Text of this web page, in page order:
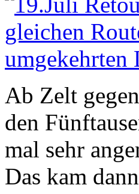
Ab Zelt
den
mal sehr
Das kam